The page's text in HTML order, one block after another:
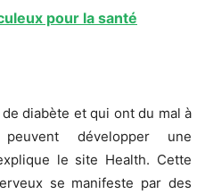
pour la santé
diabète et qui ont du mal à
développer une
le site Health. Cette
se manifeste par des